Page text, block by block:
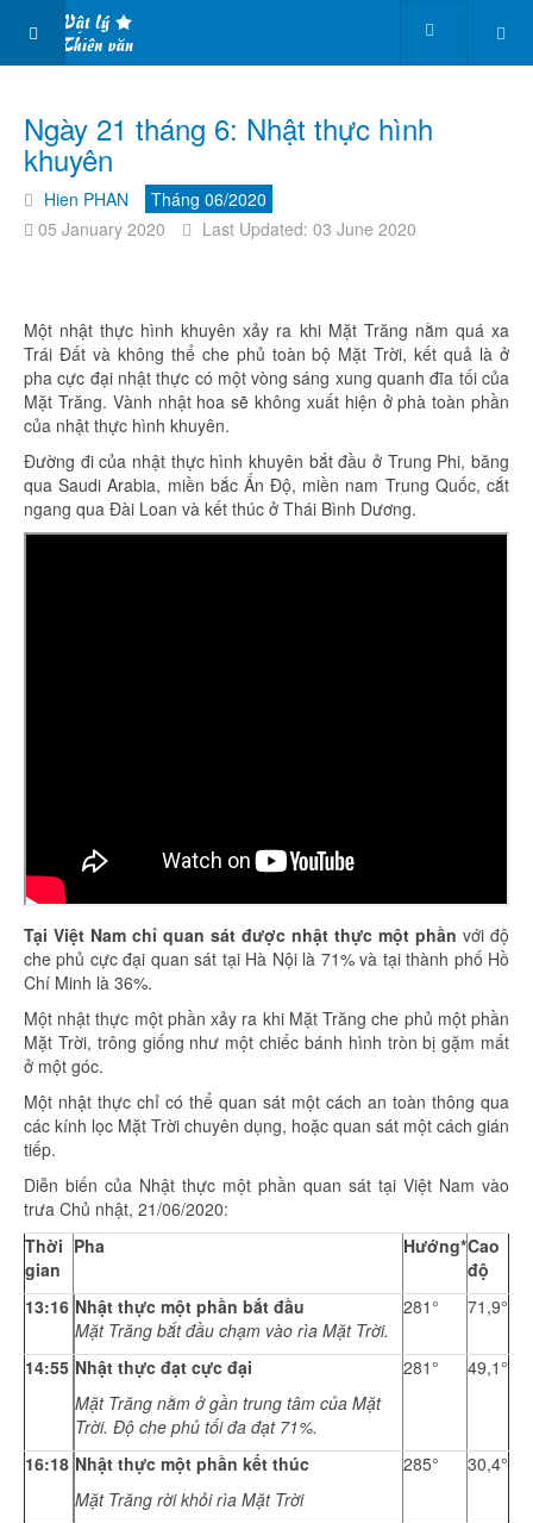
Ngày 21 tháng 6: Nhật thực hình
khuyên
Hien PHAN
Tháng 06/2020
05 January 2020
Last Updated: 03 June 2020
Một nhật thực hình khuyên xảy ra khi Mặt Trăng nằm quá xa
Trái Đất và không thể che phủ toàn bộ Mặt Trời, kết quả là ở
pha cực đại nhật thực có một vòng sáng xung quanh đĩa tối của
Mặt Trăng. Vành nhật hoa sẽ không xuất hiện ở phà toàn phần
của nhật thực hình khuyên.
Đường đi của nhật thực hình khuyên bắt đầu ở Trung Phi, băng
qua Saudi Arabia, miền bắc Ấn Độ, miền nam Trung Quốc, cắt
ngang qua Đài Loan và kết thúc ở Thái Bình Dương.
Tại Việt Nam chỉ quan sát được nhật thực một phần với độ
che phủ cực đại quan sát tại Hà Nội là 71% và tại thành phố Hồ
Chí Minh là 36%.
Một nhật thực một phần xảy ra khi Mặt Trăng che phủ một phần
Mặt Trời, trông giống như một chiếc bánh hình tròn bị gặm mất
ở một góc.
Một nhật thực chỉ có thể quan sát một cách an toàn thông qua
các kính lọc Mặt Trời chuyên dụng, hoặc quan sát một cách gián
tiếp.
Diễn biến của Nhật thực một phần quan sát tại Việt Nam vào
trưa Chủ nhật, 21/06/2020:
Thời
gian
Pha Hướng*Cao
độ
13:16 Nhật thực một phần bắt đầu
Mặt Trăng bắt đầu chạm vào rìa Mặt Trời.
281° 71,9°
14:55 Nhật thực đạt cực đại
Mặt Trăng nằm ở gần trung tâm của Mặt
Trời. Độ che phủ tối đa đạt 71%.
281° 49,1°
16:18 Nhật thực một phần kết thúc
Mặt Trăng rời khỏi rìa Mặt Trời
285° 30,4°